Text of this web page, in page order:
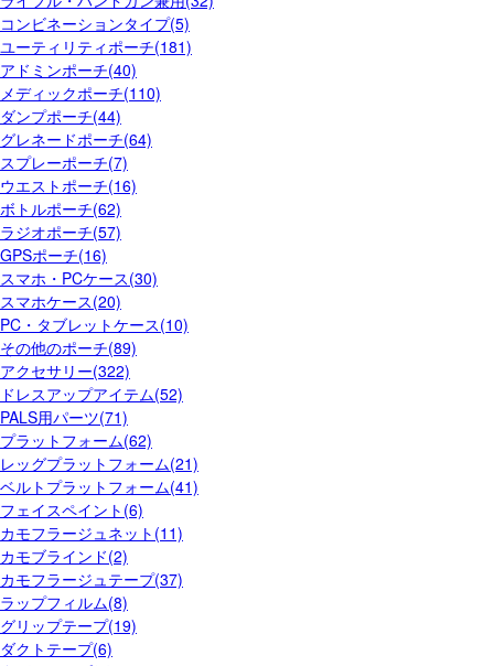
コンビネーションタイプ(5)
ユーティリティポーチ(181)
アドミンポーチ(40)
メディックポーチ(110)
ダンプポーチ(44)
グレネードポーチ(64)
スプレーポーチ(7)
ウエストポーチ(16)
ボトルポーチ(62)
ラジオポーチ(57)
GPSポーチ(16)
スマホ・PCケース(30)
スマホケース(20)
PC・タブレットケース(10)
その他のポーチ(89)
アクセサリー(322)
ドレスアップアイテム(52)
PALS用パーツ(71)
プラットフォーム(62)
レッグプラットフォーム(21)
ベルトプラットフォーム(41)
フェイスペイント(6)
カモフラージュネット(11)
カモブラインド(2)
カモフラージュテープ(37)
ラップフィルム(8)
グリップテープ(19)
ダクトテープ(6)